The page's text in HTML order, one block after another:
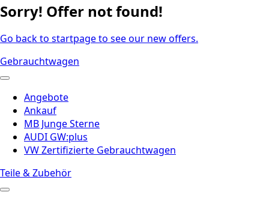
Sorry! Offer not found!
Go back to startpage to see our new offers.
Gebrauchtwagen
Angebote
Ankauf
MB Junge Sterne
AUDI GW:plus
VW Zertifizierte Gebrauchtwagen
Teile & Zubehör